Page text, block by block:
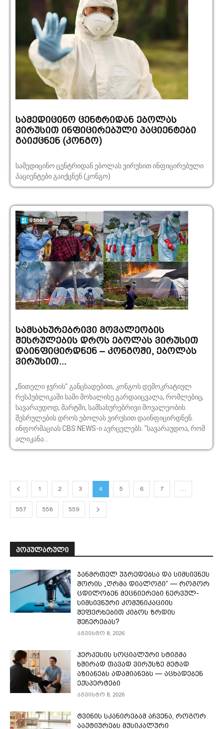
სამედიცინო ცენტრიდან ებოლას
ვირუსით ინფიცირებული პაციენტები
გაიქცნენ (კონგო)
სამედიცინო ცენტრიდან ებოლას ვირუსით ინფიცირებული
პაციენტები გაიქცნენ (კონგო)
სამსახურებრივი მოვალეობის
შესრულების დროს ებოლას ვირუსით
დაინფიცირდნენ – კონგოში, ებოლას
ვირუსით...
„წითელი ჯვრის" განცხადებით, კონგოს დემოკრატიულ
რესპუბლიკაში სამი მოხალისე გარდაიცვალა, რომლებიც,
სავარაუდოდ, მარტში, სამსახურებრივი მოვალეობის
შესრულების დროს ებოლას ვირუსით დაინფიცირდნენ.
ინფორმაციას CBS NEWS-ი ავრცელებს. "სავარაუდოა, რომ
ალიკანა...
1 2 3 4 5 6 7 …
557 558 559
ᲞᲝᲞᲣᲚᲐᲠᲣᲚᲘ
ჯანმრთელ უჯრედებსა და სიმსივნეს
შორის „ღრმა დიალოგი“ — როგორ
ცდილობენ მეცნიერები ნერვულ-
სიმსივნური კომუნიკაციის
შეფერხებით კიბოს ზრდის
შეჩერებას?
აგვისტო 8, 2026
ჰერპესის სოციალური სტიგმა
ხშირად თავად ვირუსზე მეტად
აზიანებს ადამიანებს — აცხადებენ
ექსპერტები
აგვისტო 8, 2026
ტვინის სკანირებამ აჩვენა, როგორ
ააქტიურებს მუსიკალური